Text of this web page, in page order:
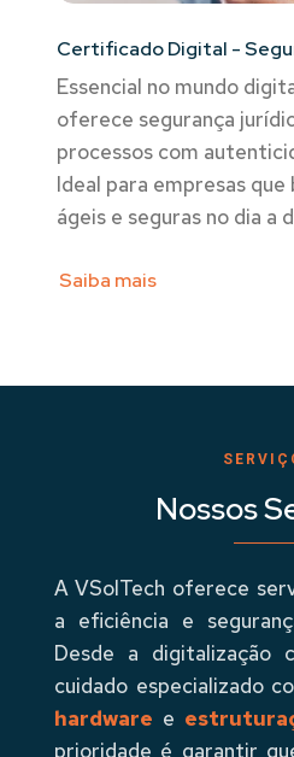
Certificado Digital -
Essencial no mundo
oferece segurança
processos com
Ideal para empresas
ágeis e seguras no dia a
Saiba mais
Nossos
A VSolTech oferece
a eficiência e
Desde a digitalização
cuidado especializado
hardware e
prioridade é garantir